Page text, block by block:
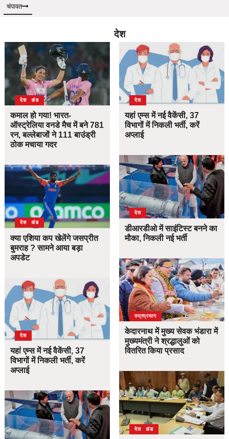
चंपावत
देश
उत्तराखंड
देश
कमाल हो गया! भारत-
ऑस्ट्रेलिया वनडे मैच में बने 781
रन, बल्लेबाजों ने 111 बाउंड्री
ठोक मचाया गदर
उत्तराखंड
देश
क्या एशिया कप खेलेंगे जसप्रीत
बुमराह ? सामने आया बड़ा
अपडेट
देश
यहां एम्स में नई वैकेंसी, 37
विभागों में निकली भर्ती, करें
अप्लाई
देश
यहां एम्स में नई वैकेंसी, 37
विभागों में निकली भर्ती, करें
अप्लाई
देश
डीआरडीओ में साइंटिस्ट बनने का
मौका, निकली नई भर्ती
उत्तराखंड
देश
रुद्रप्रयाग
केदारनाथ में मुख्य सेवक भंडारा में
मुख्यमंत्री ने श्रद्धालुओं को
वितरित किया प्रसाद
उत्तराखंड
देश